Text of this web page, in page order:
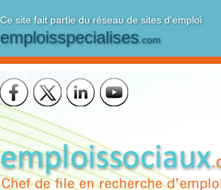
Ce site fait partie du réseau de sites d'emploi
emploisspecialises.com